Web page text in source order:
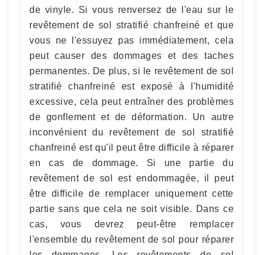
de vinyle. Si vous renversez de l'eau sur le
revêtement de sol stratifié chanfreiné et que
vous ne l'essuyez pas immédiatement, cela
peut causer des dommages et des taches
permanentes. De plus, si le revêtement de sol
stratifié chanfreiné est exposé à l'humidité
excessive, cela peut entraîner des problèmes
de gonflement et de déformation. Un autre
inconvénient du revêtement de sol stratifié
chanfreiné est qu'il peut être difficile à réparer
en cas de dommage. Si une partie du
revêtement de sol est endommagée, il peut
être difficile de remplacer uniquement cette
partie sans que cela ne soit visible. Dans ce
cas, vous devrez peut-être remplacer
l'ensemble du revêtement de sol pour réparer